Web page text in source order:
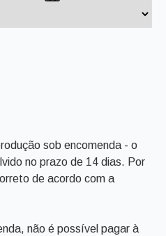
sob encomenda - o
no prazo de 14 dias. Por
de acordo com a
não é possível pagar à